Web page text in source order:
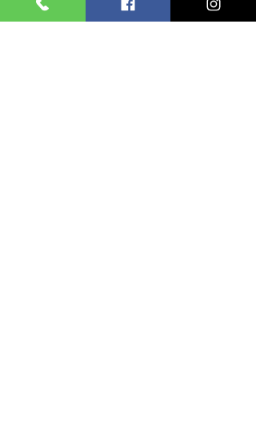
reduzida para permitir uma recuperação mais
completa antes de eventos importantes.